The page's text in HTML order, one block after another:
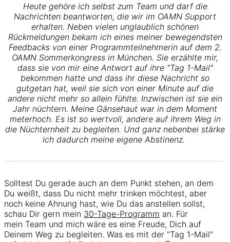
Heute gehöre ich selbst zum Team und darf die
Nachrichten beantworten, die wir im OAMN Support
erhalten. Neben vielen unglaublich schönen
Rückmeldungen bekam ich eines meiner bewegendsten
Feedbacks von einer Programmteilnehmerin auf dem 2.
OAMN Sommerkongress in München. Sie erzählte mir,
dass sie von mir eine Antwort auf ihre "Tag 1-Mail"
bekommen hatte und dass ihr diese Nachricht so
gutgetan hat, weil sie sich von einer Minute auf die
andere nicht mehr so allein fühlte. Inzwischen ist sie ein
Jahr nüchtern. Meine Gänsehaut war in dem Moment
meterhoch. Es ist so wertvoll, andere auf ihrem Weg in
die Nüchternheit zu begleiten. Und ganz nebenbei stärke
ich dadurch meine eigene Abstinenz.
Solltest Du gerade auch an dem Punkt stehen, an dem
Du weißt, dass Du nicht mehr trinken möchtest, aber
noch keine Ahnung hast, wie Du das anstellen sollst,
schau Dir gern mein 30-Tage-Programm an. Für
mein Team und mich wäre es eine Freude, Dich auf
Deinem Weg zu begleiten. Was es mit der "Tag 1-Mail"